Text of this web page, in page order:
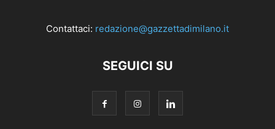
Contattaci: redazione@gazzettadimilano.it
SEGUICI SU